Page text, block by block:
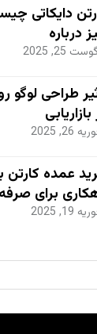
دایکاتی
درباره
25, 2025
طراحی لوگو
26, 2025
عمده کارتن
برای
بهره‌وری
19, 2025